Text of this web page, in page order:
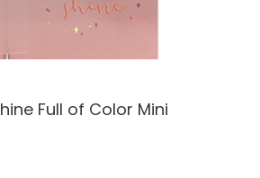
Full of Color Mini